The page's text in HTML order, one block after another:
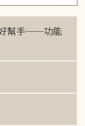
好幫手──功能